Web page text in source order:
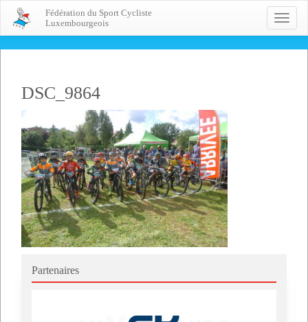
Toggle
Fédération du Sport Cycliste
Luxembourgeois
DSC_9864
Partenaires